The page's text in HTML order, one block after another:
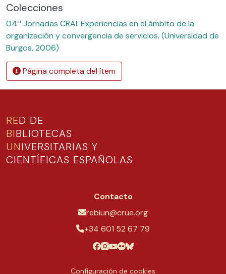
Colecciones
04ª Jornadas CRAI: Experiencias en el ámbito de la
organización y convergencia de servicios. (Universidad de
Burgos, 2006)
Página completa del ítem
RED DE
BIBLIOTECAS
UNIVERSITARIAS Y
CIENTÍFICAS ESPAÑOLAS
Contacto
rebiun@crue.org
+34 601 52 67 79
Configuración de cookies